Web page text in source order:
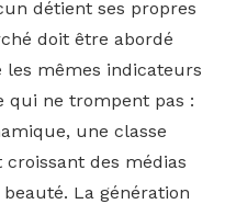
détient ses propres
doit être abordé
mêmes indicateurs
qui ne trompent pas :
une classe
croissant des médias
La génération